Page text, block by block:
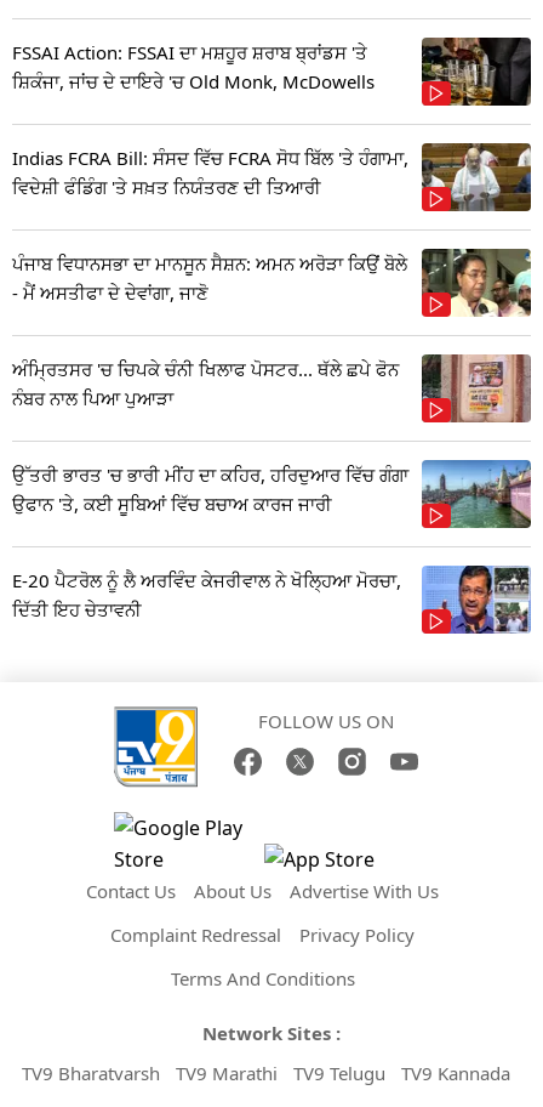
FSSAI Action: FSSAI ਦਾ ਮਸ਼ਹੂਰ ਸ਼ਰਾਬ ਬ੍ਰਾਂਡਸ 'ਤੇ
ਸ਼ਿਕੰਜਾ, ਜਾਂਚ ਦੇ ਦਾਇਰੇ 'ਚ Old Monk, McDowells
Indias FCRA Bill: ਸੰਸਦ ਵਿੱਚ FCRA ਸੋਧ ਬਿੱਲ 'ਤੇ ਹੰਗਾਮਾ,
ਵਿਦੇਸ਼ੀ ਫੰਡਿੰਗ 'ਤੇ ਸਖ਼ਤ ਨਿਯੰਤਰਣ ਦੀ ਤਿਆਰੀ
ਪੰਜਾਬ ਵਿਧਾਨਸਭਾ ਦਾ ਮਾਨਸੂਨ ਸੈਸ਼ਨ: ਅਮਨ ਅਰੋੜਾ ਕਿਉਂ ਬੋਲੇ
- ਮੈਂ ਅਸਤੀਫਾ ਦੇ ਦੇਵਾਂਗਾ, ਜਾਣੋ
ਅੰਮ੍ਰਿਤਸਰ 'ਚ ਚਿਪਕੇ ਚੰਨੀ ਖਿਲਾਫ ਪੋਸਟਰ... ਥੱਲੇ ਛਪੇ ਫੋਨ
ਨੰਬਰ ਨਾਲ ਪਿਆ ਪੁਆੜਾ
ਉੱਤਰੀ ਭਾਰਤ 'ਚ ਭਾਰੀ ਮੀਂਹ ਦਾ ਕਹਿਰ, ਹਰਿਦੁਆਰ ਵਿੱਚ ਗੰਗਾ
ਉਫਾਨ 'ਤੇ, ਕਈ ਸੂਬਿਆਂ ਵਿੱਚ ਬਚਾਅ ਕਾਰਜ ਜਾਰੀ
E-20 ਪੈਟਰੋਲ ਨੂੰ ਲੈ ਅਰਵਿੰਦ ਕੇਜਰੀਵਾਲ ਨੇ ਖੋਲ੍ਹਿਆ ਮੋਰਚਾ,
ਦਿੱਤੀ ਇਹ ਚੇਤਾਵਨੀ
FOLLOW US ON
Contact Us About Us
Advertise With Us
Complaint Redressal
Privacy Policy
Terms And Conditions
Network Sites :
TV9 Bharatvarsh
TV9 Marathi TV9 Telugu
TV9 Kannada